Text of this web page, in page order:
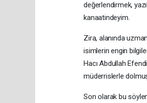
değerlendirmek,
kanaatindeyim.
Zira, alanında
isimlerin engin
Hacı Abdullah
müderrislerle
Son olarak bu